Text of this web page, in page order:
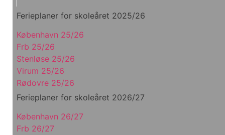
Ferieplaner for skoleåret 2025/26
København 25/26
Frb 25/26
Stenløse 25/26
Virum 25/26
Rødovre 25/26
Ferieplaner for skoleåret 2026/27
København 26/27
Frb 26/27